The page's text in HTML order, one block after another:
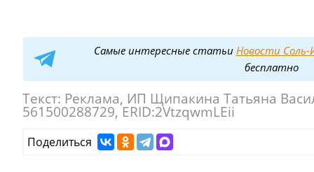
Самые интересные статьи Новости Соль-
бесплатно
Текст: Реклама, ИП Щипакина Татьяна
561500288729, ERID:2VtzqwmLEii
Поделиться